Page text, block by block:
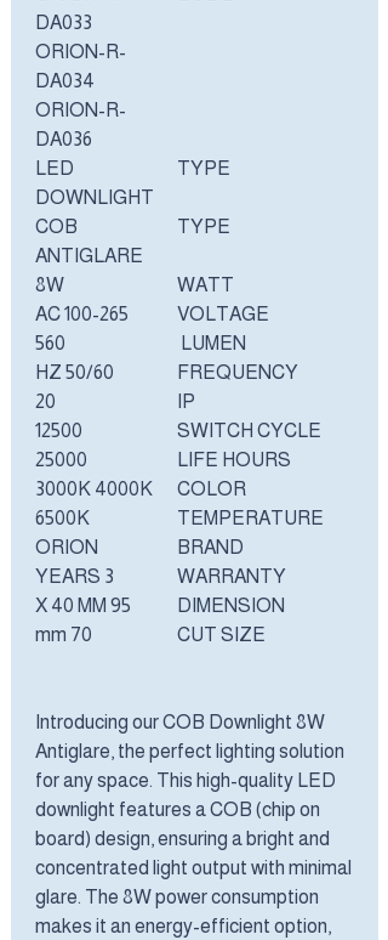
DA033
ORION-R-
DA034
ORION-R-
DA036
TYPE
LED
DOWNLIGHT
TYPE
COB
ANTIGLARE
WATT
8W
VOLTAGE
100-265 AC
LUMEN
560
FREQUENCY
50/60 HZ
IP
20
SWITCH CYCLE
12500
LIFE HOURS
25000
COLOR
TEMPERATURE
3000K 4000K
6500K
BRAND
ORION
WARRANTY
3 YEARS
DIMENSION
95 X 40 MM
CUT SIZE
70 mm
Introducing our COB Downlight 8W
Antiglare, the perfect lighting solution
for any space. This high-quality LED
downlight features a COB (chip on
board) design, ensuring a bright and
concentrated light output with minimal
glare. The 8W power consumption
makes it an energy-efficient option,